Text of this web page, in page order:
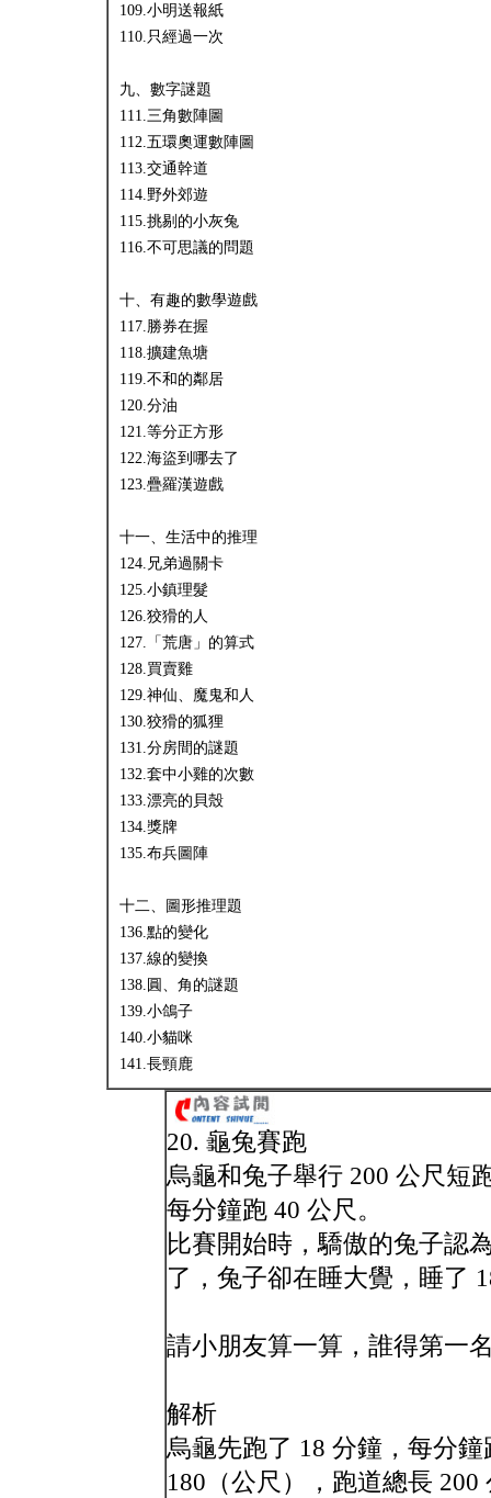
109.小明送報紙
110.只經過一次
九、數字謎題
111.三角數陣圖
112.五環奧運數陣圖
113.交通幹道
114.野外郊遊
115.挑剔的小灰兔
116.不可思議的問題
十、有趣的數學遊戲
117.勝券在握
118.擴建魚塘
119.不和的鄰居
120.分油
121.等分正方形
122.海盜到哪去了
123.疊羅漢遊戲
十一、生活中的推理
124.兄弟過關卡
125.小鎮理髮
126.狡猾的人
127.「荒唐」的算式
128.買賣雞
129.神仙、魔鬼和人
130.狡猾的狐狸
131.分房間的謎題
132.套中小雞的次數
133.漂亮的貝殼
134.獎牌
135.布兵圖陣
十二、圖形推理題
136.點的變化
137.線的變換
138.圓、角的謎題
139.小鴿子
140.小貓咪
141.長頸鹿
20. 龜兔賽跑
烏龜和兔子舉行 200 公尺短
每分鐘跑 40 公尺。
比賽開始時，驕傲的兔子認
了，兔子卻在睡大覺，睡了
請小朋友算一算，誰得第一
解析
烏龜先跑了 18 分鐘，每分
180（公尺），跑道總長 200